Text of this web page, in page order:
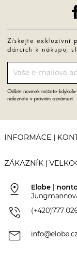
Získejte exkluzivní
dárcích k nákupu,
Odběr novinek můžete
naleznete v právním oznámení.
INFORMACE |
ZÁKAZNÍK |
pin_drop
Elobe |
phone_in_talk (+420)777
mail